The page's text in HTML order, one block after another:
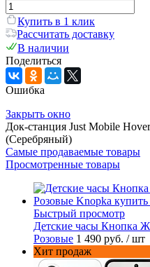
Купить в 1 клик
Рассчитать доставку
В наличии
Поделиться
Ошибка
Закрыть окно
Док-станция Just Mobile
(Серебряный)
Самые продаваемые товары
Просмотренные товары
Быстрый просмотр
Детские часы Кнопка
Розовые 1 490 руб. / шт
Хит продаж